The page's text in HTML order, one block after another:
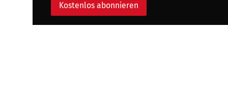
Kostenlos abonnieren